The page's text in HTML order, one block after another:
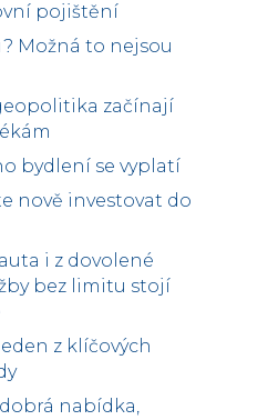
pojištění
Možná to nejsou
začínají
bydlení se vyplatí
nově investovat do
i z dovolené
bez limitu stojí
z klíčových
nabídka,